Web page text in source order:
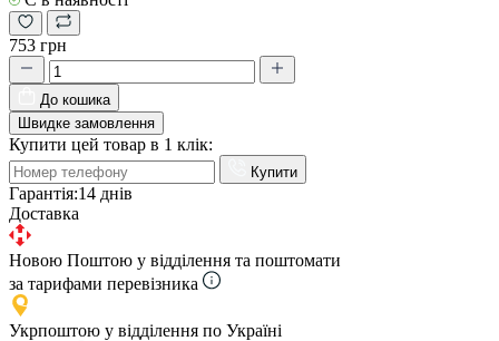
753 грн
До кошика
Швидке замовлення
Купити цей товар в 1 клік:
Купити
Гарантія:14 днів
Доставка
Новою Поштою у відділення та поштомати
за тарифами перевізника
Укрпоштою у відділення по Україні